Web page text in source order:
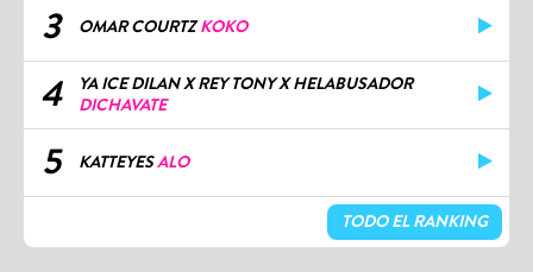
3 OMAR COURTZKOKO
4
YA ICE DILAN X REY TONY X HELABUSADOR
DICHAVATE
5 KATTEYESALO
TODO EL RANKING